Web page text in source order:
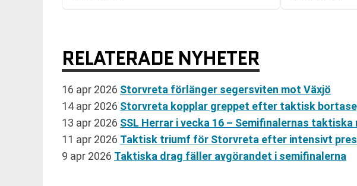
RELATERADE NYHETER
16 apr 2026 Storvreta förlänger segersviten mot Växjö
14 apr 2026 Storvreta kopplar greppet efter taktisk
13 apr 2026 SSL Herrar i vecka 16 – Semifinalernas taktiska
11 apr 2026 Taktisk triumf för Storvreta efter intensivt
9 apr 2026 Taktiska drag fäller avgörandet i semifinalerna